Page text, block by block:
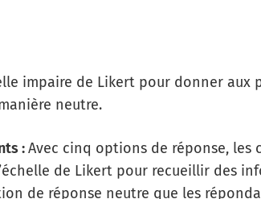
impaire de Likert pour donner aux
neutre.
:Avec cinq options de réponse, les
de Likert pour recueillir des
de réponse neutre que les